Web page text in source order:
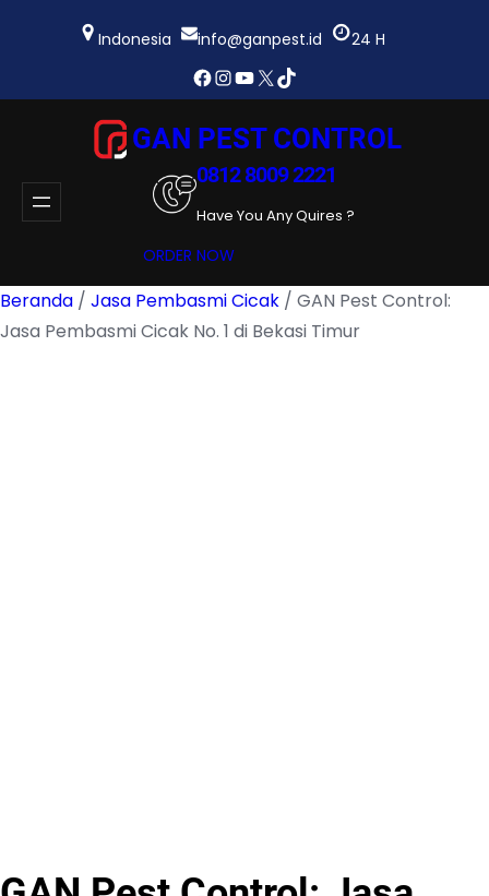
Indonesia info@ganpest.id 24 H
Facebook
Instagram
YouTube
X TikTok
GAN PEST CONTROL
0812 8009 2221
Have You Any Quires ?
ORDER NOW
Beranda / Jasa Pembasmi Cicak / GAN Pest Control:
Jasa Pembasmi Cicak No. 1 di Bekasi Timur